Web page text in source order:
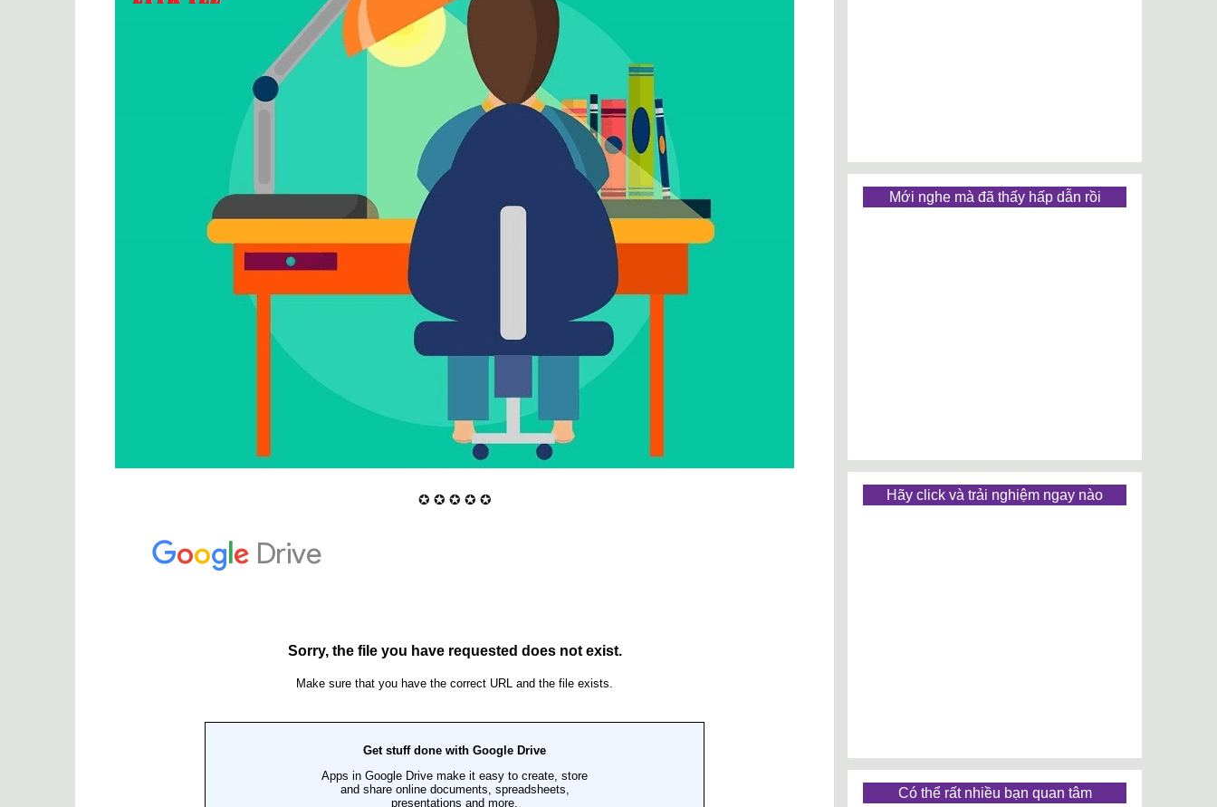
✪ ✪ ✪ ✪ ✪
Mới nghe mà đã thấy hấp dẫn rồi
Hãy click và trải nghiệm ngay nào
Có thể rất nhiều bạn quan tâm